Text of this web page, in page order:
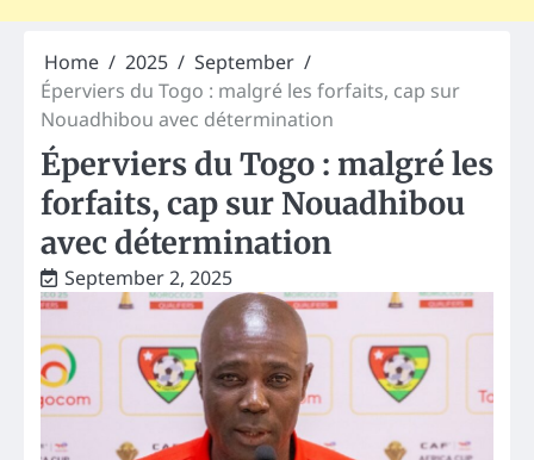
Home 2025
September
Éperviers du Togo : malgré les forfaits, cap sur
Nouadhibou avec détermination
Éperviers du Togo : malgré les
forfaits, cap sur Nouadhibou
avec détermination
September 2, 2025